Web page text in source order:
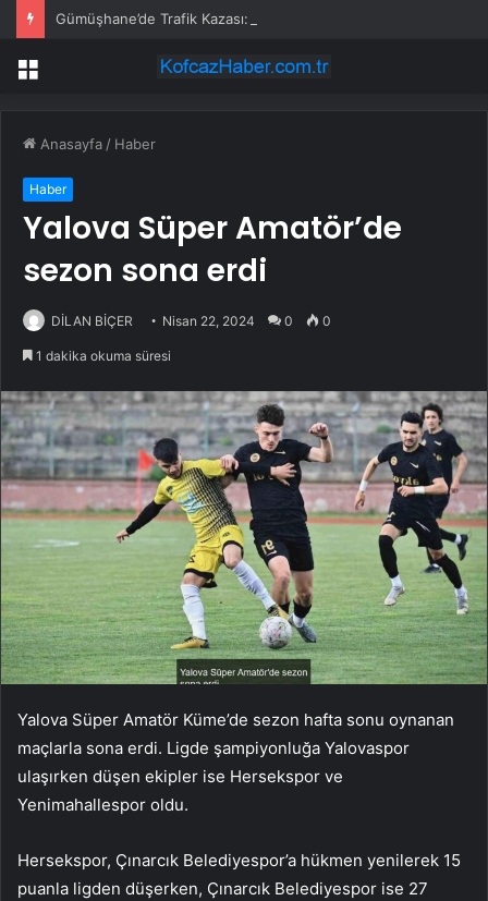
Gümüşhane’de Trafik Kazası: 3 Yaralı
Menü
Anasayfa / Haber
Haber
Yalova Süper Amatör’de
sezon sona erdi
DİLAN BİÇER Nisan 22, 2024 0 0
1 dakika okuma süresi
Yalova Süper Amatör Küme’de sezon hafta sonu oynanan
maçlarla sona erdi. Ligde şampiyonluğa Yalovaspor
ulaşırken düşen ekipler ise Hersekspor ve
Yenimahallespor oldu.
Hersekspor, Çınarcık Belediyespor’a hükmen yenilerek 15
puanla ligden düşerken, Çınarcık Belediyespor ise 27